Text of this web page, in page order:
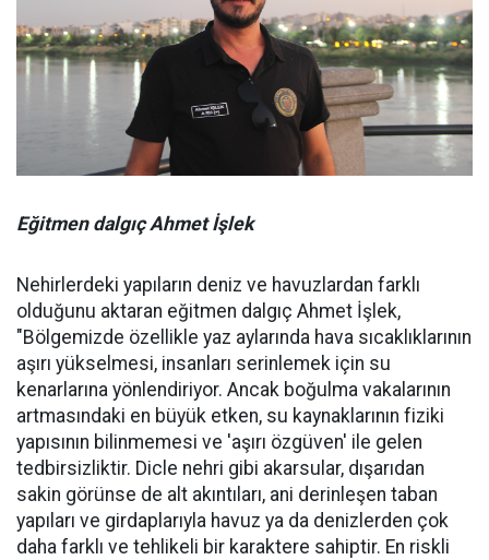
Eğitmen dalgıç Ahmet İşlek
Nehirlerdeki yapıların deniz ve havuzlardan farklı
olduğunu aktaran eğitmen dalgıç Ahmet İşlek,
"Bölgemizde özellikle yaz aylarında hava sıcaklıklarının
aşırı yükselmesi, insanları serinlemek için su
kenarlarına yönlendiriyor. Ancak boğulma vakalarının
artmasındaki en büyük etken, su kaynaklarının fiziki
yapısının bilinmemesi ve 'aşırı özgüven' ile gelen
tedbirsizliktir. Dicle nehri gibi akarsular, dışarıdan
sakin görünse de alt akıntıları, ani derinleşen taban
yapıları ve girdaplarıyla havuz ya da denizlerden çok
daha farklı ve tehlikeli bir karaktere sahiptir. En riskli